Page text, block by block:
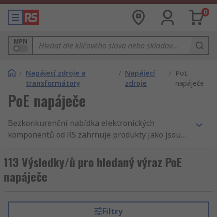
0
MPN
/ Napájecí zdroje a
transformátory
/ Napájecí
zdroje
/ PoE
napáječe
PoE napáječe
Bezkonkurenční nabídka elektronických
komponentů od RS zahrnuje produkty jako jsou
měniče, UPS (nepřerušitelné napájecí zdroje) a
PoE napáječe. Máme nejlepší produkty a
skladovou dostupnost v odvětví. Nabízíme Power
celém světě. Samozřejmostí pro RS je dokonalý
113 Výsledky/ů pro hledaný výraz PoE
napáječe
Filtry